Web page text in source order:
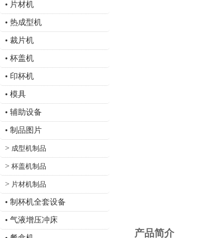
• 片材机
• 热成型机
• 裁片机
• 杯盖机
• 印杯机
• 模具
• 辅助设备
• 制品图片
> 成型机制品
> 杯盖机制品
> 片材机制品
• 制杯机全套设备
• 气液增压冲床
产品简介